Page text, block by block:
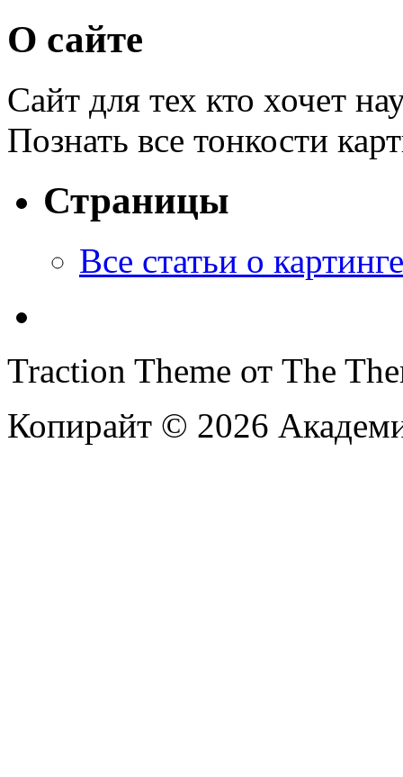
О сайте
Сайт для тех кто хочет
Познать все тонкости
Страницы
Все статьи o картинге
Traction Theme от The
Копирайт © 2026